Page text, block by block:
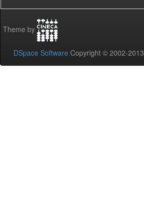
Theme by
DSpace Software Copyright © 2002-2013